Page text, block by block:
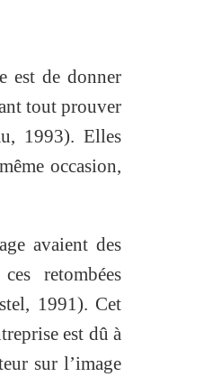
est de donner
tout prouver
1993). Elles
occasion,
avaient des
retombées
1991). Cet
est dû à
sur l’image